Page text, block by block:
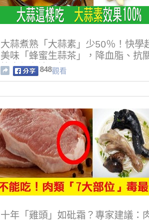
大蒜煮熟「大蒜素」少50％！快學
美味「蜂蜜生蒜茶」，降血脂、抗
節炎都在這一杯
848觀看
十年「雞頭」如砒霜？專家建議：